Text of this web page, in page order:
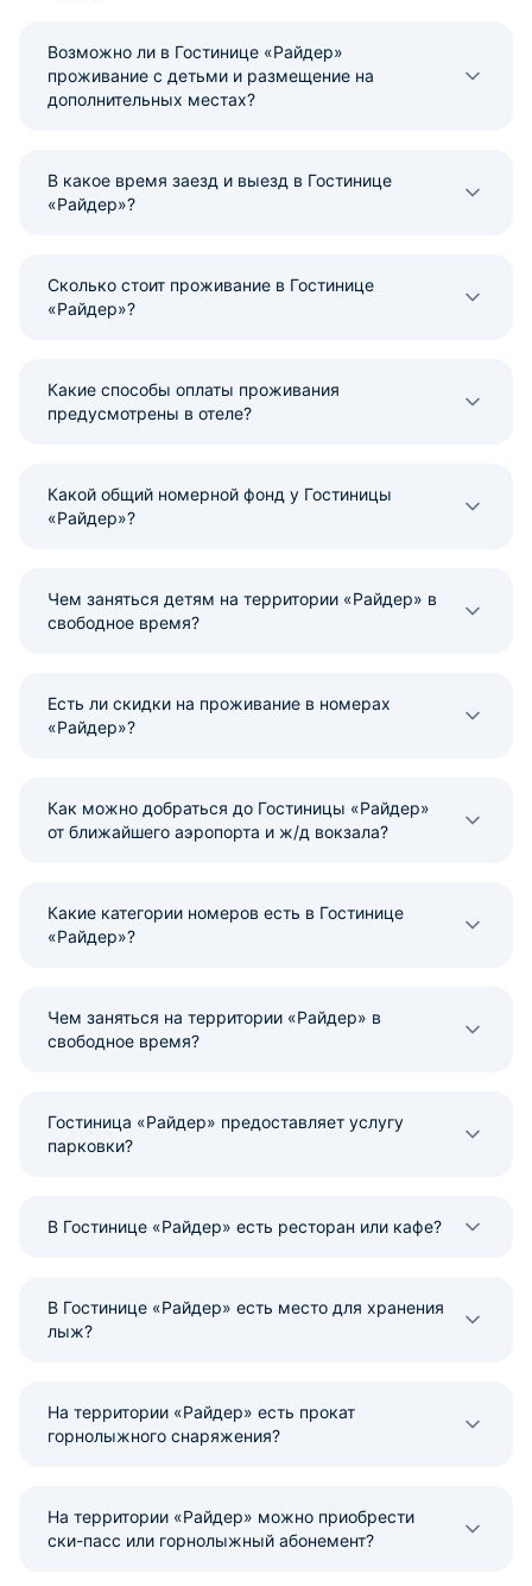
Возможно ли в Гостинице «Райдер»
проживание с детьми и размещение на
дополнительных местах?
В какое время заезд и выезд в Гостинице
«Райдер»?
Сколько стоит проживание в Гостинице
«Райдер»?
Какие способы оплаты проживания
предусмотрены в отеле?
Какой общий номерной фонд у Гостиницы
«Райдер»?
Чем заняться детям на территории «Райдер» в
свободное время?
Есть ли скидки на проживание в номерах
«Райдер»?
Как можно добраться до Гостиницы «Райдер»
от ближайшего аэропорта и ж/д вокзала?
Какие категории номеров есть в Гостинице
«Райдер»?
Чем заняться на территории «Райдер» в
свободное время?
Гостиница «Райдер» предоставляет услугу
парковки?
В Гостинице «Райдер» есть ресторан или кафе?
В Гостинице «Райдер» есть место для хранения
лыж?
На территории «Райдер» есть прокат
горнолыжного снаряжения?
На территории «Райдер» можно приобрести
ски-пасс или горнолыжный абонемент?